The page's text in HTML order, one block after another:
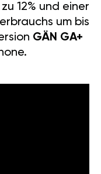
12% und einer
um bis
GÄN GA+